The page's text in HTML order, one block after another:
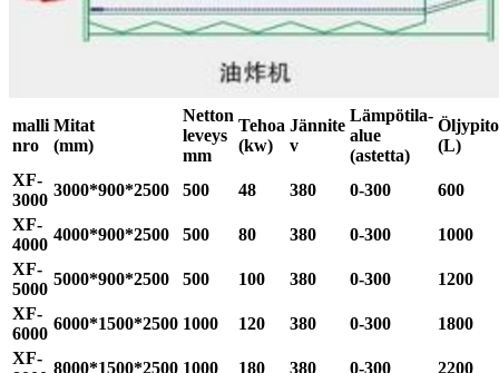
malli
nro
Mitat
(mm)
Netton
leveys
mm
Tehoa
(kw)
Jännite
v
Lämpötila-
alue
(astetta)
(L)
XF-
3000
3000*900*2500 500 48 380 0-300
600
XF-
4000
4000*900*2500 500 80 380 0-300
1000
XF-
5000
5000*900*2500 500 100 380 0-300
1200
XF-
6000
6000*1500*2500 1000 120 380 0-300
1800
XF-
8000*1500*2500 1000 180 380 0-300 2200